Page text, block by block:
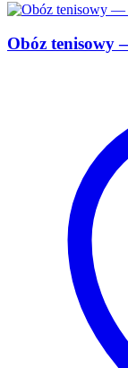
Obóz tenisowy